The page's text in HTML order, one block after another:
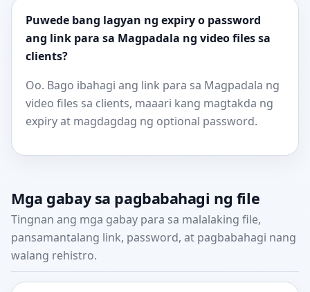
Puwede bang lagyan ng expiry o password
ang link para sa Magpadala ng video files sa
clients?
Oo. Bago ibahagi ang link para sa Magpadala ng
video files sa clients, maaari kang magtakda ng
expiry at magdagdag ng optional password.
Mga gabay sa pagbabahagi ng file
Tingnan ang mga gabay para sa malalaking file,
pansamantalang link, password, at pagbabahagi nang
walang rehistro.